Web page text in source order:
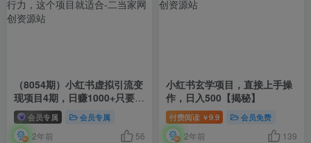
（8054期）小红书虚拟引流变
现项目4期，日赚1000+只要有
执行力，这个项目就适合
会员专属 会员专属
2年前 56
小红书玄学项目，直接上手操
作，日入500【揭秘】
付费阅读 ￥9.9 会员免费
2年前 139